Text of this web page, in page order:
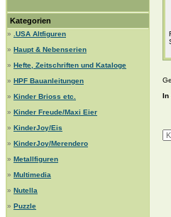
Kategorien
»
.USA Altfiguren
» Haupt & Nebenserien
» Hefte, Zeitschriften und Kataloge
» HPF Bauanleitungen
» Kinder Brioss etc.
» Kinder Freude/Maxi Eier
» KinderJoy/Eis
» KinderJoy/Merendero
» Metallfiguren
» Multimedia
» Nutella
» Puzzle
In